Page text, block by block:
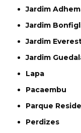
Jardim
Jardim
Jardim
Jardim
Lapa
Pacaembu
Parque
Perdizes